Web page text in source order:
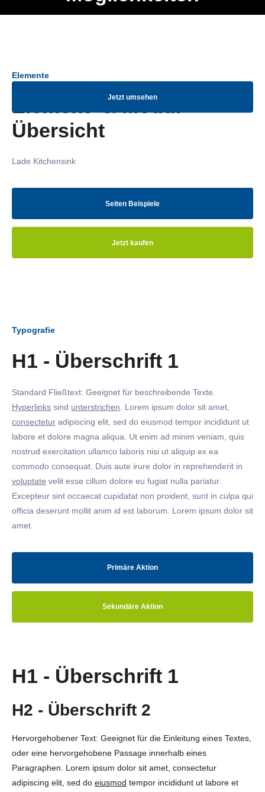
Jetzt umsehen
Elemente
Element- & Modul-
Übersicht
Lade Kitchensink
Seiten Beispiele
Jetzt kaufen
Typografie
H1 - Überschrift 1
Standard Fließtext: Geeignet für beschreibende Texte.
Hyperlinks sind unterstrichen . Lorem ipsum dolor sit amet,
consectetur adipiscing elit, sed do eiusmod tempor incididunt ut
labore et dolore magna aliqua. Ut enim ad minim veniam, quis
nostrud exercitation ullamco laboris nisi ut aliquip ex ea
commodo consequat. Duis aute irure dolor in reprehenderit in
voluptate velit esse cillum dolore eu fugiat nulla pariatur.
Excepteur sint occaecat cupidatat non proident, sunt in culpa qui
officia deserunt mollit anim id est laborum. Lorem ipsum dolor sit
amet.
Primäre Aktion
Sekundäre Aktion
H1 - Überschrift 1
H2 - Überschrift 2
Hervorgehobener Text: Geeignet für die Einleitung eines Textes,
oder eine hervorgehobene Passage innerhalb eines
Paragraphen. Lorem ipsum dolor sit amet, consectetur
adipiscing elit, sed do eiusmod tempor incididunt ut labore et